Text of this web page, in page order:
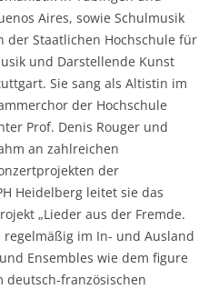
Aires, sowie Schulmusik
der Staatlichen Hochschule für
und Darstellende Kunst
Sie sang als Altistin im
der Hochschule
Prof. Denis Rouger und
an zahlreichen
der
Heidelberg leitet sie das
„Lieder aus der Fremde.
im In- und Ausland
Ensembles wie dem figure
deutsch-französischen